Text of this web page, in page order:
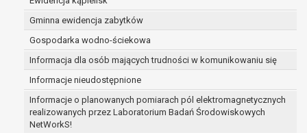
Gminna ewidencja zabytków
Gospodarka wodno-ściekowa
Informacja dla osób mających trudności w komunikowaniu się
Informacje nieudostępnione
Informacje o planowanych pomiarach pól elektromagnetycznych
realizowanych przez Laboratorium Badań Środowiskowych
NetWorkS!
W przypadku, gdy dane osobowe przetwarzane są
w celu zawarcia i realizacji umowy przetwarzanie
odbywa się przez okres niezbędny do realizacji
zawartej umowy, a po tym czasie w zakresie
wymaganym przez przepisy prawa lub dla
zabezpieczenia ewentualnych roszczeń, a w
przypadku wyrażenia zgody na przetwarzanie
danych po zakończeniu i rozliczeniu umowy, do
czasu wycofania tej zgody.